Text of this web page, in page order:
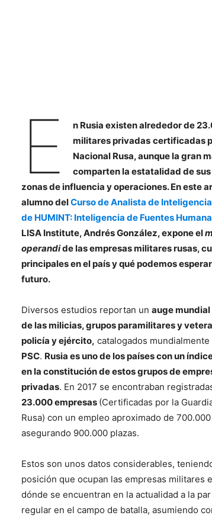
E
n Rusia existen alrededor de
militares privadas certificadas
Nacional Rusa, aunque la gran
comparten la estatalidad de
zonas de influencia y operaciones. En este
alumno delCurso de Analista de
de HUMINT: Inteligencia de Fuentes
LISA Institute, Andrés González, expone el
operandide las empresas militares rusas,
principales en el país y qué podemos
futuro.
Diversos estudios reportan unauge
de las milicias, grupos paramilitares y
policía y ejército, catalogados mundialmente
PSC. Rusia es uno de los países con un
en la constitución de estos grupos de
privadas. En 2017 se encontraban
23.000 empresas (Certificadas por la
Rusa) con un empleo aproximado de
asegurando 900.000 plazas.
Estos son unos datos considerables,
posición que ocupan las empresas militares
dónde se encuentran en la actualidad a la
regular en el campo de batalla, asumiendo